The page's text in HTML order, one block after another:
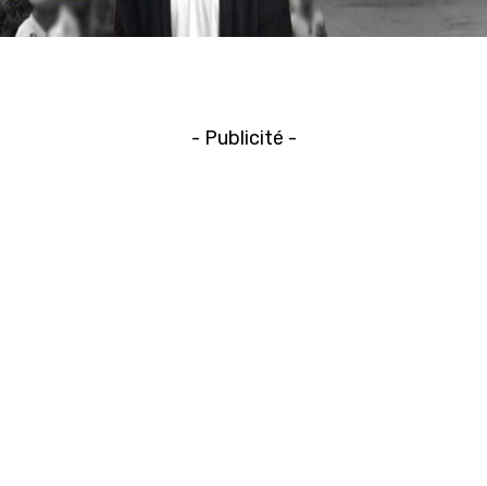
- Publicité -